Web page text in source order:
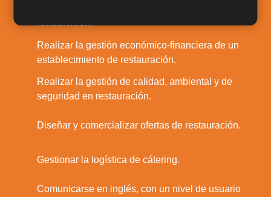
Realizar la gestión económico-financiera de un
establecimiento de restauración.
Realizar la gestión de calidad, ambiental y de
seguridad en restauración.
Diseñar y comercializar ofertas de restauración.
Gestionar la logística de cátering.
Comunicarse en inglés, con un nivel de usuario